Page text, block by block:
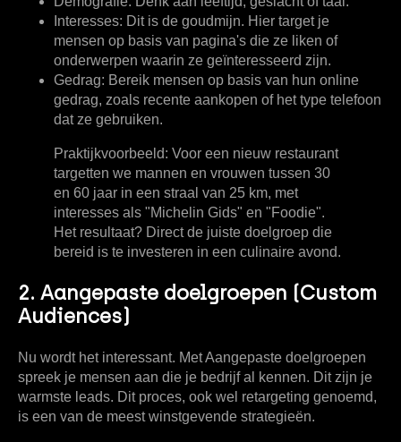
Interesses: Dit is de goudmijn. Hier target je
mensen op basis van pagina's die ze liken of
onderwerpen waarin ze geïnteresseerd zijn.
Gedrag: Bereik mensen op basis van hun online
gedrag, zoals recente aankopen of het type telefoon
dat ze gebruiken.
Praktijkvoorbeeld: Voor een nieuw restaurant
targetten we mannen en vrouwen tussen 30
en 60 jaar in een straal van 25 km, met
interesses als "Michelin Gids" en "Foodie".
Het resultaat? Direct de juiste doelgroep die
bereid is te investeren in een culinaire avond.
2. Aangepaste doelgroepen (Custom
Audiences)
Nu wordt het interessant. Met Aangepaste doelgroepen
spreek je mensen aan die je bedrijf al kennen. Dit zijn je
warmste leads. Dit proces, ook wel retargeting genoemd,
is een van de meest winstgevende strategieën.